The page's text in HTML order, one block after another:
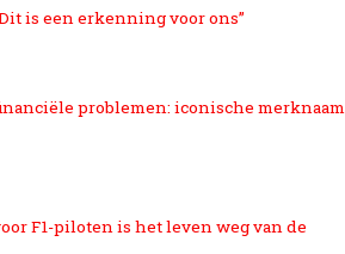
is een erkenning voor ons”
problemen: iconische merknaam
F1-piloten is het leven weg van de